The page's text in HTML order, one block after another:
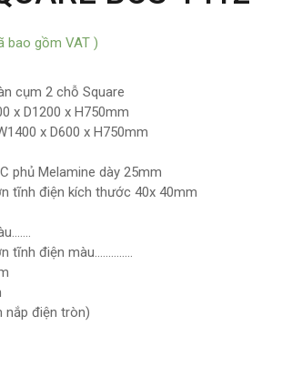
bao gồm VAT )
cụm 2 chỗ Square
x D1200 x H750mm
x D600 x H750mm
phủ Melamine dày 25mm
tĩnh điện kích thước 40x 40mm
tĩnh điện màu…………..
nắp điện tròn)